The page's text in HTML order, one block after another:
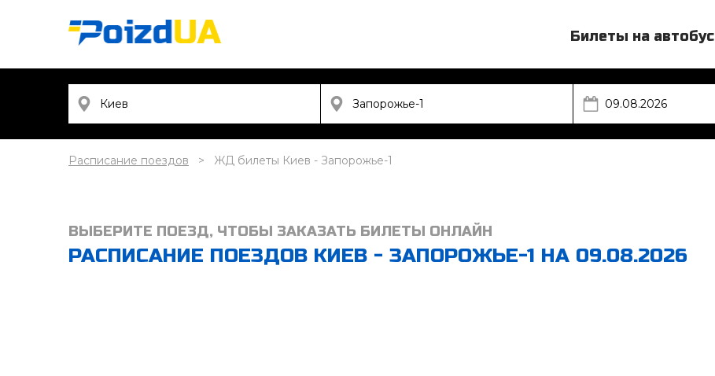
Билеты на автобус
Расписание поездов ЖД билеты Киев - Запорожье-1
ВЫБЕРИТЕ ПОЕЗД, ЧТОБЫ ЗАКАЗАТЬ БИЛЕТЫ ОНЛАЙН
РАСПИСАНИЕ ПОЕЗДОВ КИЕВ - ЗАПОРОЖЬЕ-1 НА 09.08.2026